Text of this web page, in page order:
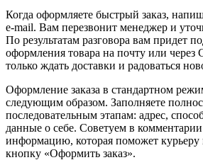
Когда оформляете быстрый заказ,
e-mail. Вам перезвонит менеджер и
По результатам разговора вам придет
оформления товара на почту или через
только ждать доставки и радоваться
Оформление заказа в стандартном
следующим образом. Заполняете
последовательным этапам: адрес,
данные о себе. Советуем в комментарии
информацию, которая поможет
кнопку «Оформить заказ».